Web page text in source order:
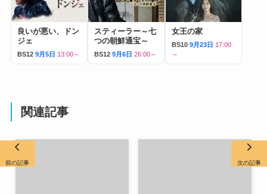
良いが悪い、ドン
ジェ
BS12 9月5日 13:00～
スティーラー～七
つの朝鮮通宝～
BS12 9月6日 26:00～
女王の家
BS10 9月23日 17:00
～
関連記事
前の記事 次の記事